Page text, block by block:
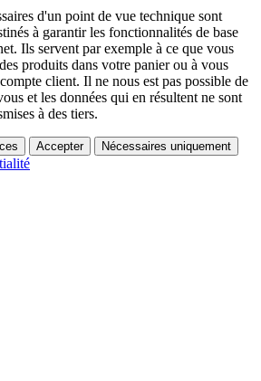
d'un point de vue technique sont
à garantir les fonctionnalités de base
Ils servent par exemple à ce que vous
produits dans votre panier ou à vous
client. Il ne nous est pas possible de
et les données qui en résultent ne sont
à des tiers.
Accepter Nécessaires uniquement